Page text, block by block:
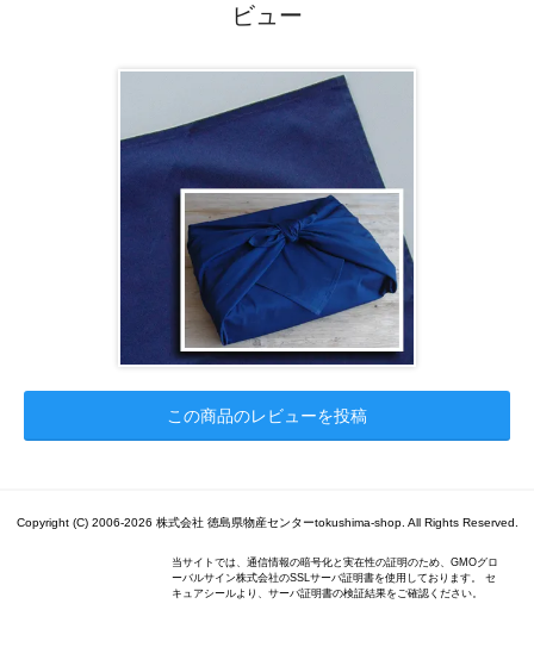
ビュー
この商品のレビューを投稿
Copyright (C) 2006-2026 株式会社 徳島県物産センターtokushima-shop. All Rights Reserved.
当サイトでは、通信情報の暗号化と実在性の証明のため、GMOグロ
ーバルサイン株式会社のSSLサーバ証明書を使用しております。 セ
キュアシールより、サーバ証明書の検証結果をご確認ください。